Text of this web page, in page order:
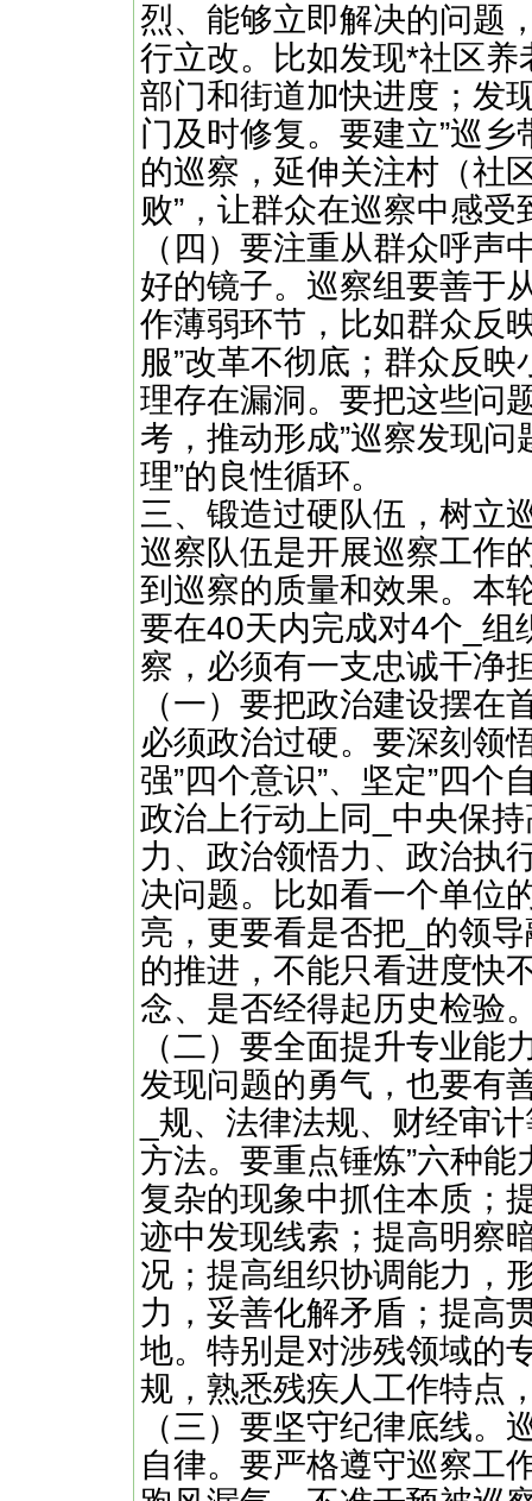
烈、能够立即解决的问题
行立改。比如发现*社区
部门和街道加快进度；发
门及时修复。要建立”巡
的巡察，延伸关注村（社
败”，让群众在巡察中感
（四）要注重从群众呼声
好的镜子。巡察组要善于
作薄弱环节，比如群众反
服”改革不彻底；群众反
理存在漏洞。要把这些问
考，推动形成”巡察发现
理”的良性循环。
三、锻造过硬队伍，树立
巡察队伍是开展巡察工作
到巡察的质量和效果。本
要在40天内完成对4个_组
察，必须有一支忠诚干净
（一）要把政治建设摆在
必须政治过硬。要深刻领
强”四个意识”、坚定”四个
政治上行动上同_中央保
力、政治领悟力、政治执
决问题。比如看一个单位
亮，更要看是否把_的领
的推进，不能只看进度快
念、是否经得起历史检验
（二）要全面提升专业能
发现问题的勇气，也要有
_规、法律法规、财经审
方法。要重点锤炼”六种
复杂的现象中抓住本质；
迹中发现线索；提高明察
况；提高组织协调能力，
力，妥善化解矛盾；提高
地。特别是对涉残领域的
规，熟悉残疾人工作特点
（三）要坚守纪律底线。
自律。要严格遵守巡察工